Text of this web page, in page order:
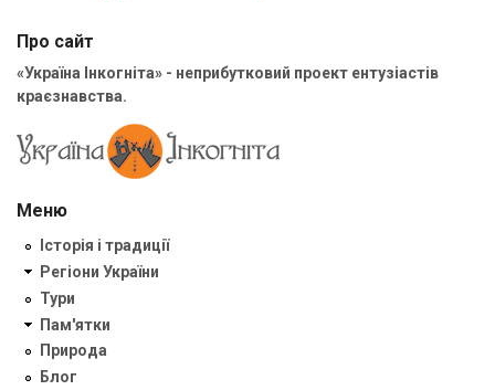
Про сайт
«Україна Інкогніта» - неприбутковий проект ентузіастів
краєзнавства.
Меню
Історія і традиції
Регіони України
Тури
Пам'ятки
Природа
Блог